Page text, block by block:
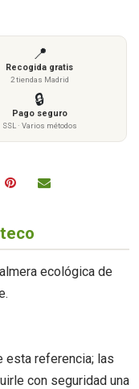
📍
Recogida gratis
2 tiendas Madrid
🔒
Pago seguro
SSL · Varios métodos
ecológica de
esta referencia; las
con seguridad una